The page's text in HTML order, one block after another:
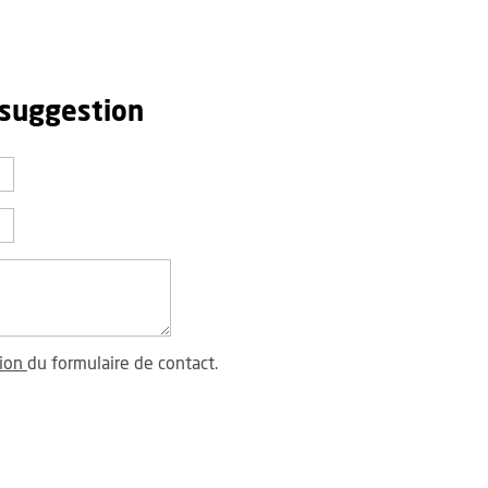
du formulaire de contact.